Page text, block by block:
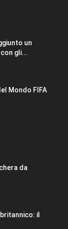
un
gli...
Mondo FIFA
da
il